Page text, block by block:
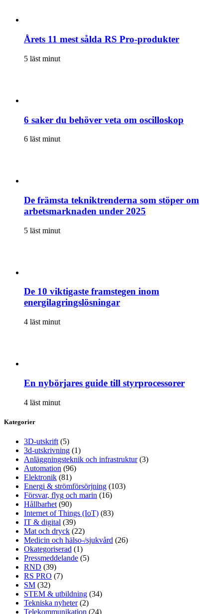
Årets 11 mest sålda RS Pro-produkter
5 läst minut
6 saker du behöver veta om oscilloskop
6 läst minut
De främsta tekniktrenderna som stöper om
arbetsmarknaden under 2025
5 läst minut
De 10 viktigaste framstegen inom
energilagringslösningar
4 läst minut
En nybörjares guide till styrprocessorer
4 läst minut
Kategorier
3D-utskrift (5)
3d-utskrivning (1)
Anläggningsteknik och infrastruktur(3)
Automation (96)
Elektronik (81)
Energi & strömförsörjning (103)
Försvar, flyg och marin (16)
Hållbarhet (90)
Internet of Things (IoT) (83)
IT & digital (39)
Mat och dryck (22)
Medicin och hälso-/sjukvård (26)
Okategoriserad (1)
Pressmeddelande (5)
RND (39)
RS PRO (7)
SM (32)
STEM & utbildning (34)
Tekniska nyheter(2)
Telekommunikation (24)